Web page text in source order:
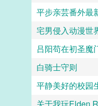
平步亲芸番外最
宅男侵入动漫世
吕阳苟在初圣魔
白骑士守则
平静美好的校园